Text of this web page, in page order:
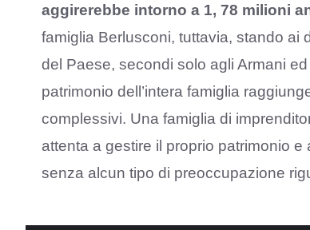
aggirerebbe intorno a 1, 78 milioni
famiglia Berlusconi, tuttavia, stando ai
del Paese, secondi solo agli Armani
patrimonio dell’intera famiglia
complessivi. Una famiglia di
attenta a gestire il proprio patrimonio
senza alcun tipo di preoccupazione